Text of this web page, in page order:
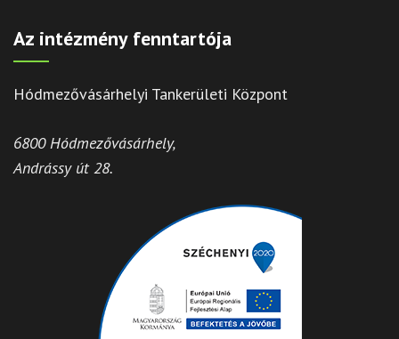
Az intézmény fenntartója
Hódmezővásárhelyi Tankerületi Központ
6800 Hódmezővásárhely,
Andrássy út 28.